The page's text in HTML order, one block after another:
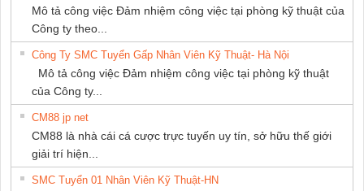
Mô tả công việc Đảm nhiệm công việc tại phòng kỹ thuật của
Công ty theo...
Công Ty SMC Tuyển Gấp Nhân Viên Kỹ Thuật- Hà Nội
Mô tả công việc Đảm nhiệm công việc tại phòng kỹ thuật
của Công ty...
CM88 jp net
CM88 là nhà cái cá cược trực tuyến uy tín, sở hữu thế giới
giải trí hiện...
SMC Tuyển 01 Nhân Viên Kỹ Thuật-HN